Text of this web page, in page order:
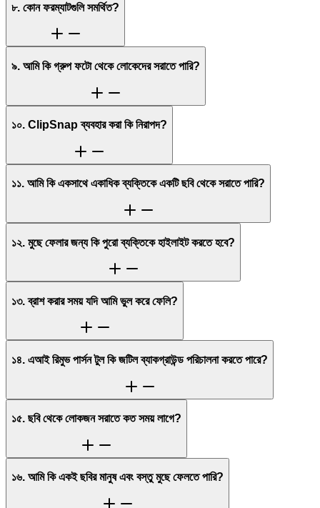
৮. কোন ফরম্যাটগুলি সমর্থিত?
৯. আমি কি গ্রুপ ফটো থেকে লোকেদের সরাতে পারি?
১০. ClipSnap ব্যবহার করা কি নিরাপদ?
১১. আমি কি একসাথে একাধিক ব্যক্তিকে একটি ছবি থেকে সরাতে পারি?
১২. মুছে ফেলার জন্য কি পুরো ব্যক্তিকে হাইলাইট করতে হবে?
১৩. ব্রাশ করার সময় যদি আমি ভুল করে ফেলি?
১৪. এআই রিমুভ পার্সন টুল কি জটিল ব্যাকগ্রাউন্ড পরিচালনা করতে পারে?
১৫. ছবি থেকে লোকজন সরাতে কত সময় লাগে?
১৬. আমি কি একই ছবির মানুষ এবং বস্তু মুছে ফেলতে পারি?